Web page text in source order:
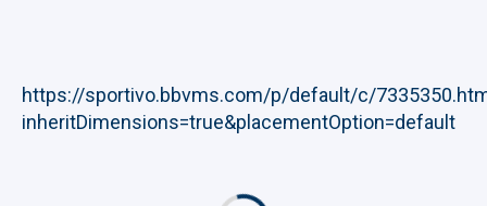
https://sportivo.bbvms.com/p/default/c/
inheritDimensions=true&placementOption=default